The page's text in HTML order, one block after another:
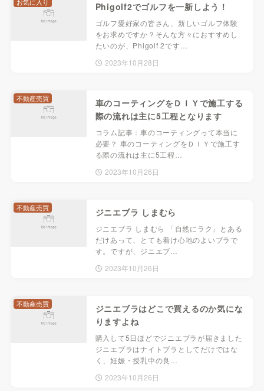
Phigolf2でゴルフを一新しよう！
ゴルフ愛好家の皆さん、新しいゴルフ体験
をお求めですか？そんな方々におすすめし
たいのが、Phigolf 2です…
2023年10月28日
車のコーティングをＤＩＹで施工する
際の流れは主に5工程となります
コラム記事：車のコーティングって本当に
必要？ 車のコーティングをＤＩＹで施工す
る際の流れは主に5工程…
2023年10月26日
不動産売買
ジニエブラ しまむら
ジニエブラ しまむら 「自然にラク」とある
だけあって、とても着け心地のよいブラで
す。ですが、ジニエブ…
2023年10月26日
不動産売買
ジニエブラはどこで買えるのか気にな
りますよね
購入して5日ほどでジニエブラが届きました
ジニエブラはナイトブラとしてだけではな
く、妊娠・授乳中の良…
2023年10月26日
不動産売買